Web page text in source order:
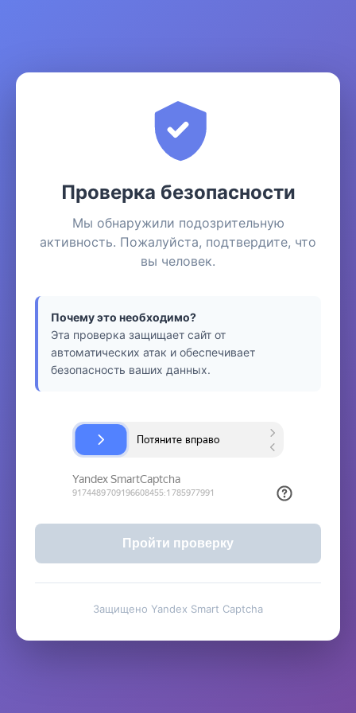
Проверка безопасности
Мы обнаружили подозрительную
активность. Пожалуйста, подтвердите, что
вы человек.
Почему это необходимо?
Эта проверка защищает сайт от
автоматических атак и обеспечивает
безопасность ваших данных.
Пройти проверку
Защищено Yandex Smart Captcha